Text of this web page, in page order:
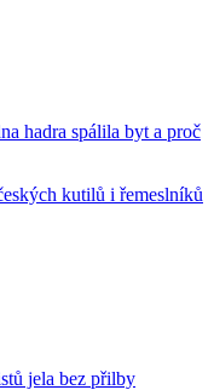
hadra spálila byt a proč
kutilů i řemeslníků
jela bez přilby